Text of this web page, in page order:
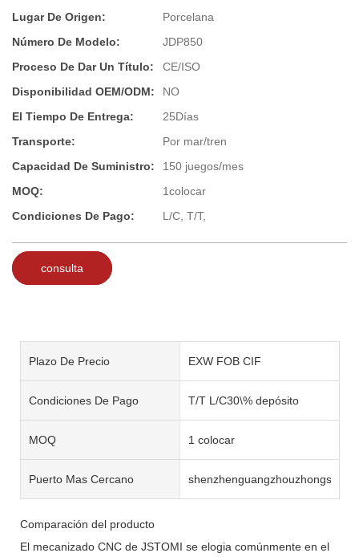
Lugar De Origen:
Porcelana
Número De Modelo:
JDP850
Proceso De Dar Un Título:
CE/ISO
Disponibilidad OEM/ODM:
NO
El Tiempo De Entrega:
25Días
Transporte:
Por mar/tren
Capacidad De Suministro:
150 juegos/mes
MOQ:
1colocar
Condiciones De Pago:
L/C, T/T,
consulta
Plazo De Precio EXW FOB CIF
Condiciones De Pago T/T L/C30\% depósito
MOQ 1 colocar
Puerto Mas Cercano shenzhenguangzhouzhongshan
Comparación del producto
El mecanizado CNC de JSTOMI se elogia comúnmente en el